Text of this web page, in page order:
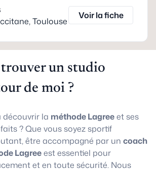
,Toulouse
Voir la fiche
un studio
de moi ?
découvrir la méthode Lagreeet ses
? Que vous soyez sportif
être accompagné par un coach
Lagreeest essentiel pour
et en toute sécurité. Nous